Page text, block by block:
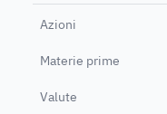
Azioni
Materie prime
Valute